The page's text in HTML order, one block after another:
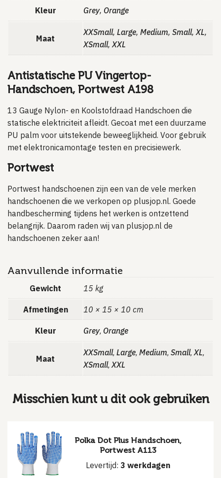
Kleur Grey, Orange
Maat
XXSmall, Large, Medium, Small,XL,
XSmall,XXL
Antistatische PU Vingertop-
Handschoen, Portwest A198
13 Gauge Nylon- en Koolstofdraad Handschoen die
statische elektriciteit afleidt. Gecoat met een duurzame
PU palm voor uitstekende beweeglijkheid. Voor gebruik
met elektronicamontage testen en precisiewerk.
Portwest
Portwest handschoenen zijn een van de vele merken
handschoenen die we verkopen op plusjop.nl. Goede
handbescherming tijdens het werken is ontzettend
belangrijk. Daarom raden wij van plusjop.nl de
handschoenen zeker aan!
Aanvullende informatie
Gewicht 15 kg
Afmetingen 10 × 15 × 10 cm
Kleur Grey, Orange
Maat
XXSmall, Large, Medium, Small,XL,
XSmall,XXL
Misschien kunt u dit ook gebruiken
Polka Dot Plus Handschoen,
Portwest A113
Levertijd: 3 werkdagen